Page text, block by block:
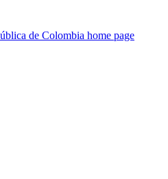
de Colombia home page